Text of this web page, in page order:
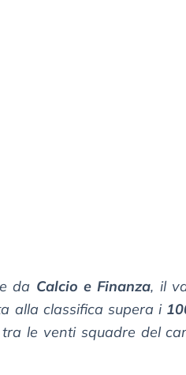
da Calcio e Finanza, il
alla classifica supera i
le venti squadre del